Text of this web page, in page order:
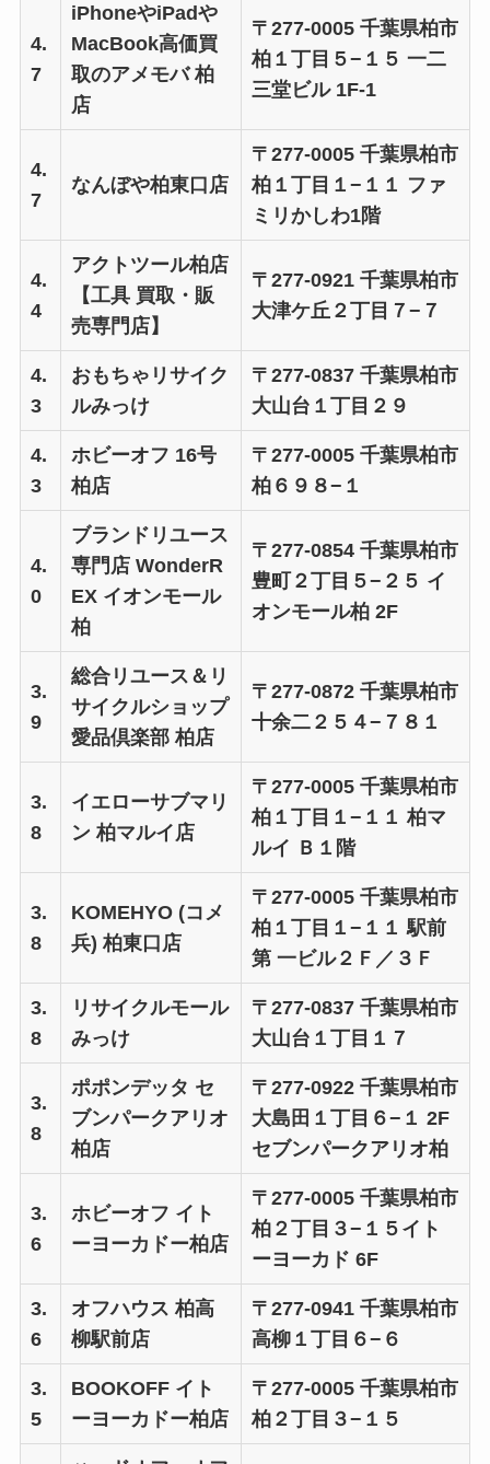
4.
7
iPhoneやiPadや
MacBook高価買
取のアメモバ 柏
店
〒277-0005 千葉県柏市
柏１丁目５−１５ 一二
三堂ビル 1F-1
4.
7
なんぼや柏東口店
〒277-0005 千葉県柏市
柏１丁目１−１１ ファ
ミリかしわ1階
4.
4
アクトツール柏店
【工具 買取・販
売専門店】
〒277-0921 千葉県柏市
大津ケ丘２丁目７−７
4.
3
おもちゃリサイク
ルみっけ
〒277-0837 千葉県柏市
大山台１丁目２９
4.
3
ホビーオフ 16号
柏店
〒277-0005 千葉県柏市
柏６９８−１
4.
0
ブランドリユース
専門店 WonderR
EX イオンモール
柏
〒277-0854 千葉県柏市
豊町２丁目５−２５ イ
オンモール柏 2F
3.
9
総合リユース＆リ
サイクルショップ
愛品倶楽部 柏店
〒277-0872 千葉県柏市
十余二２５４−７８１
3.
8
イエローサブマリ
ン 柏マルイ店
〒277-0005 千葉県柏市
柏１丁目１−１１ 柏マ
ルイ Ｂ１階
3.
8
KOMEHYO (コメ
兵) 柏東口店
〒277-0005 千葉県柏市
柏１丁目１−１１ 駅前
第 一ビル２Ｆ／３Ｆ
3.
8
リサイクルモール
みっけ
〒277-0837 千葉県柏市
大山台１丁目１７
3.
8
ポポンデッタ セ
ブンパークアリオ
柏店
〒277-0922 千葉県柏市
大島田１丁目６−１ 2F
セブンパークアリオ柏
3.
6
ホビーオフ イト
ーヨーカドー柏店
〒277-0005 千葉県柏市
柏２丁目３−１５イト
ーヨーカド 6F
3.
6
オフハウス 柏高
柳駅前店
〒277-0941 千葉県柏市
高柳１丁目６−６
3.
5
BOOKOFF イト
ーヨーカドー柏店
〒277-0005 千葉県柏市
柏２丁目３−１５